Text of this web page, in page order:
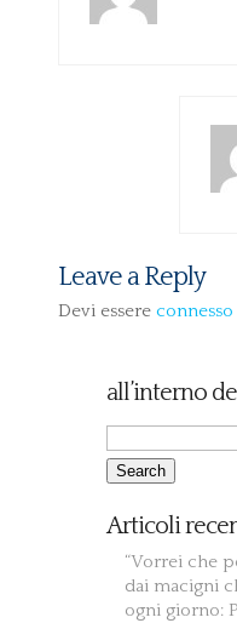
Leave a Reply
Devi essere connesso
all’interno
Articoli
“Vorrei che
dai macigni
ogni giorno: